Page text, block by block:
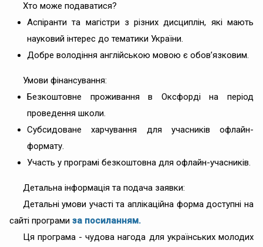
Хто може подаватися?
Аспіранти та магістри з різних дисциплін, які мають
науковий інтерес до тематики України.
Добре володіння англійською мовою є обов’язковим.
Умови фінансування:
Безкоштовне проживання в Оксфорді на період
проведення школи.
Субсидоване харчування для учасників офлайн-
формату.
Участь у програмі безкоштовна для офлайн-учасників.
Детальна інформація та подача заявки:
Детальні умови участі та аплікаційна форма доступні на
сайті програми за посиланням.
Ця програма - чудова нагода для українських молодих